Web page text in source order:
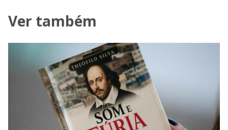
Ver também